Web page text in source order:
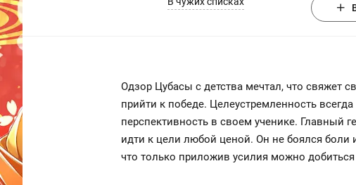
Одзор Цубасы с детства мечтал, что свяжет
прийти к победе. Целеустремленность
перспективность в своем ученике. Главный
идти к цели любой ценой. Он не боялся боли
что только приложив усилия можно